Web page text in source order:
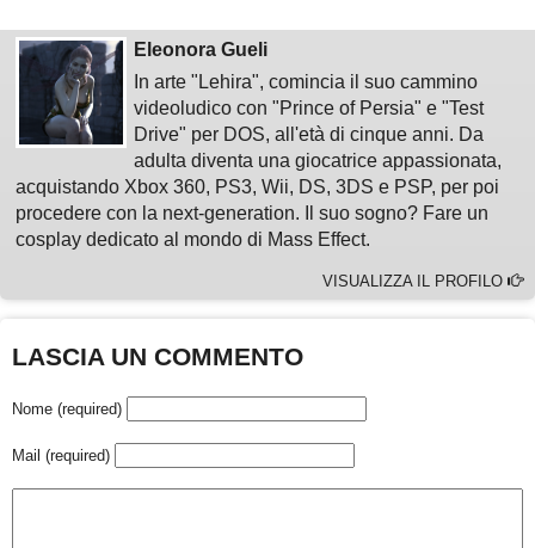
Eleonora Gueli
In arte "Lehira", comincia il suo cammino
videoludico con "Prince of Persia" e "Test
Drive" per DOS, all'età di cinque anni. Da
adulta diventa una giocatrice appassionata,
acquistando Xbox 360, PS3, Wii, DS, 3DS e PSP, per poi
procedere con la next-generation. Il suo sogno? Fare un
cosplay dedicato al mondo di Mass Effect.
VISUALIZZA IL PROFILO
LASCIA UN COMMENTO
Nome (required)
Mail (required)